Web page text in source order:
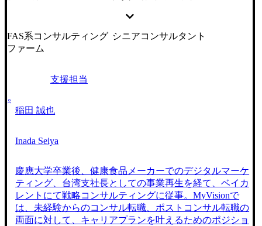
FAS系コンサルティング
ファーム
シニアコンサルタント
支援担当
稲田 誠也
Inada Seiya
慶應大学卒業後、健康食品メーカーでのデジタルマーケ
ティング、台湾支社長としての事業再生を経て、ベイカ
レントにて戦略コンサルティングに従事。MyVisionで
は、未経験からのコンサル転職、ポストコンサル転職の
両面に対して、キャリアプランを叶えるためのポジショ